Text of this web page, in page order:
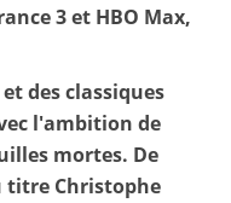
3 et HBO Max,
des classiques
l'ambition de
mortes. De
titre Christophe